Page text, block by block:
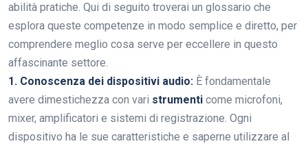
abilità pratiche. Qui di seguito troverai un glossario che
esplora queste competenze in modo semplice e diretto, per
comprendere meglio cosa serve per eccellere in questo
affascinante settore.
1. Conoscenza dei dispositivi audio: È fondamentale
avere dimestichezza con vari strumenti come microfoni,
mixer, amplificatori e sistemi di registrazione. Ogni
dispositivo ha le sue caratteristiche e saperne utilizzare al